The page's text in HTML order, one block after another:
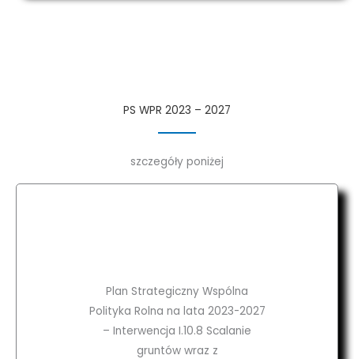
PS WPR 2023 – 2027
szczegóły poniżej
Plan Strategiczny Wspólna
Polityka Rolna na lata 2023-2027
– Interwencja I.10.8 Scalanie
gruntów wraz z